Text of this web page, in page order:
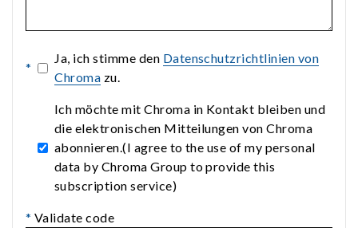
*
Ja, ich stimme den Datenschutzrichtlinien von
Chroma zu.
Ich möchte mit Chroma in Kontakt bleiben und
die elektronischen Mitteilungen von Chroma
abonnieren.(I agree to the use of my personal
data by Chroma Group to provide this
subscription service)
* Validate code